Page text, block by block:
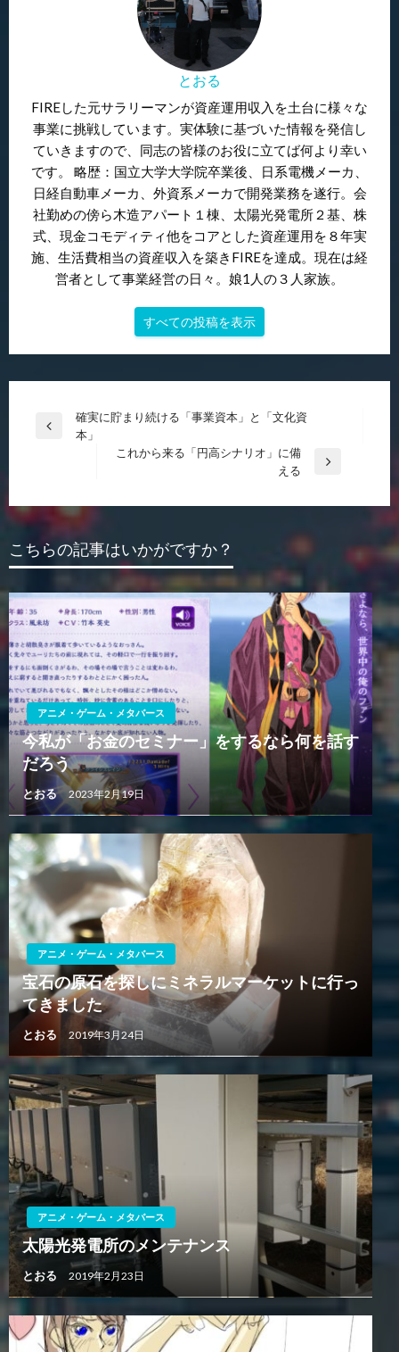
とおる
FIREした元サラリーマンが資産運用収入を土台に様々な
事業に挑戦しています。実体験に基づいた情報を発信し
ていきますので、同志の皆様のお役に立てば何より幸い
です。 略歴：国立大学大学院卒業後、日系電機メーカ、
日経自動車メーカ、外資系メーカで開発業務を遂行。会
社勤めの傍ら木造アパート１棟、太陽光発電所２基、株
式、現金コモディティ他をコアとした資産運用を８年実
施、生活費相当の資産収入を築きFIREを達成。現在は経
営者として事業経営の日々。娘1人の３人家族。
すべての投稿を表示
投
ゲ
ー
シ
ョ
ン
確実に貯まり続ける「事業資本」と「文化資
本」
投
これから来る「円高シナリオ」に備
える
こちらの記事はいかがですか？
アニメ・ゲーム・メタバース
今私が「お金のセミナー」をするなら何を話す
だろう
とおる 2023年2月19日
アニメ・ゲーム・メタバース
宝石の原石を探しにミネラルマーケットに行っ
てきました
とおる 2019年3月24日
アニメ・ゲーム・メタバース
太陽光発電所のメンテナンス
とおる 2019年2月23日